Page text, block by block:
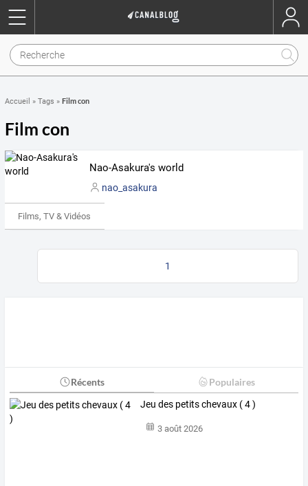
Accueil » Tags » Film con
Film con
Nao-Asakura's world
nao_asakura
Films, TV & Vidéos
1
Récents Populaires
Jeu des petits chevaux ( 4 )
3 août 2026